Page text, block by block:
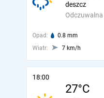
Odczuwalna
deszcz
Opad: 0.8 mm
Wiatr:
7 km/h
18:00
27°C